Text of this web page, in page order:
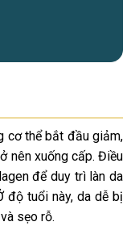
cơ thể bắt đầu giảm,
nên xuống cấp. Điều
để duy trì làn da
độ tuổi này, da dễ bị
sẹo rỗ.